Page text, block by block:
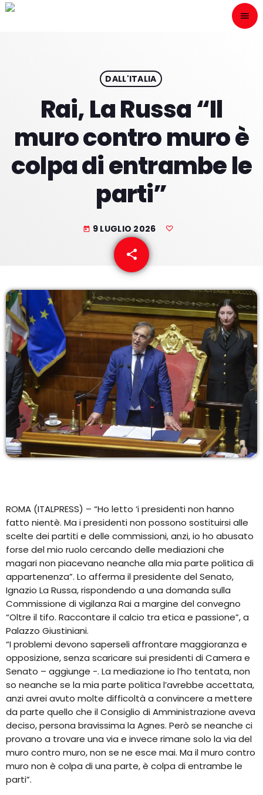
menu
NUESTRAS FRECUENCIAS
NOTICIAS
CONTACTO
DALL'ITALIA
Rai, La Russa “Il
muro contro muro è
colpa di entrambe le
parti”
today 9 LUGLIO 2026
share
email
ROMA (ITALPRESS) – “Ho letto ‘i presidenti non hanno
fatto nientè. Ma i presidenti non possono sostituirsi alle
scelte dei partiti e delle commissioni, anzi, io ho abusato
forse del mio ruolo cercando delle mediazioni che
magari non piacevano neanche alla mia parte politica di
appartenenza”. Lo afferma il presidente del Senato,
Ignazio La Russa, rispondendo a una domanda sulla
Commissione di vigilanza Rai a margine del convegno
“Oltre il tifo. Raccontare il calcio tra etica e passione”, a
Palazzo Giustiniani.
“I problemi devono saperseli affrontare maggioranza e
opposizione, senza scaricare sui presidenti di Camera e
Senato – aggiunge -. La mediazione io l’ho tentata, non
so neanche se la mia parte politica l’avrebbe accettata,
anzi avrei avuto molte difficoltà a convincere a mettere
da parte quello che il Consiglio di Amministrazione aveva
deciso, persona bravissima la Agnes. Però se neanche ci
provano a trovare una via e invece rimane solo la via del
muro contro muro, non se ne esce mai. Ma il muro contro
muro non è colpa di una parte, è colpa di entrambe le
parti”.